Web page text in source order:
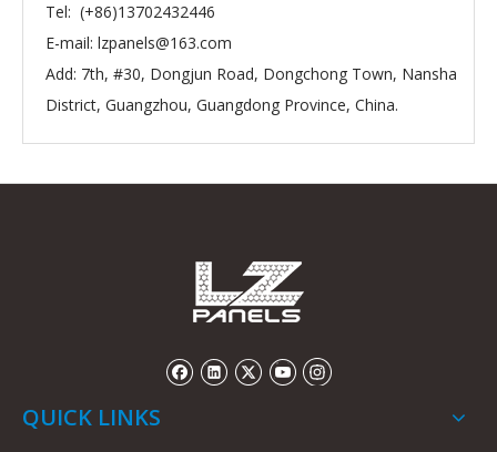
Tel: (+86)13702432446
E-mail: lzpanels@163.com
Add: 7th, #30, Dongjun Road, Dongchong Town, Nansha
District, Guangzhou, Guangdong Province, China.
QUICK LINKS